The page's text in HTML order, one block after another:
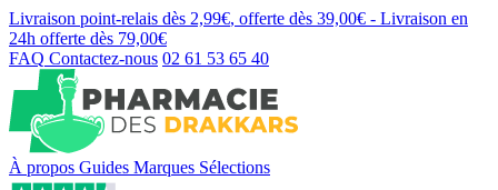
Livraison point-relais dès 2,99€, offerte dès 39,00€ - Livraison en
24h offerte dès 79,00€
FAQ Contactez-nous 02 61 53 65 40
À propos Guides Marques Sélections